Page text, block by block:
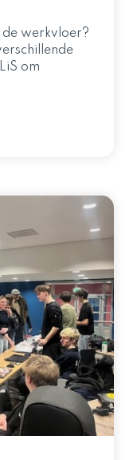
werkvloer?
om